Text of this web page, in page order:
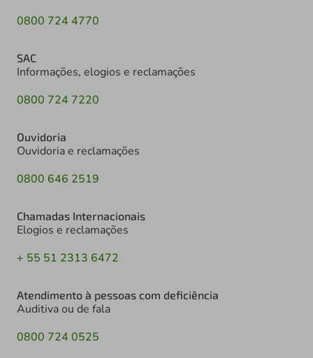
0800 724 4770
SAC
Informações, elogios e reclamações
0800 724 7220
Ouvidoria
Ouvidoria e reclamações
0800 646 2519
Chamadas Internacionais
Elogios e reclamações
+ 55 51 2313 6472
Atendimento à pessoas com deficiência
Auditiva ou de fala
0800 724 0525